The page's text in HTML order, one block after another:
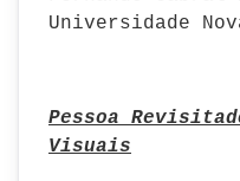
Universidade
Pessoa
Visuais